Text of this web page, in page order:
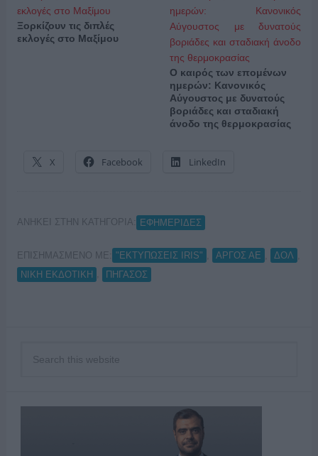
Ξορκίζουν τις διπλές
εκλογές στο Μαξίμου
Ο καιρός των επομένων
ημερών: Κανονικός
Αύγουστος με δυνατούς
βοριάδες και σταδιακή
άνοδο της θερμοκρασίας
X Facebook LinkedIn
ΑΝΗΚΕΙ ΣΤΗΝ ΚΑΤΗΓΟΡΙΑ: ΕΦΗΜΕΡΙΔΕΣ
ΕΠΙΣΗΜΑΣΜΕΝΟ ΜΕ: "ΕΚΤΥΠΩΣΕΙΣ IRIS" ΑΡΓΟΣ ΑΕ ΔΟΛ
ΝΙΚΗ ΕΚΔΟΤΙΚΗ
ΠΗΓΑΣΟΣ